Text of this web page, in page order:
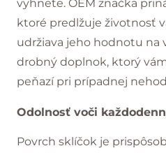
vyhnete. OEM značka
ktoré predlžuje životnosť
udržiava jeho hodnotu na
drobný doplnok, ktorý
peňazí pri prípadnej
Odolnosť voči
Povrch sklíčok je